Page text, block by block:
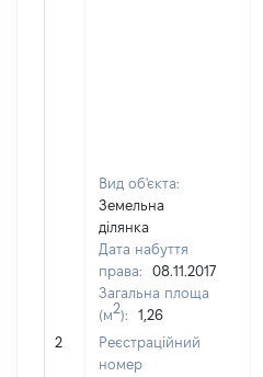
2
Вид об'єкта:
Земельна
ділянка
Дата набуття
права:
08.11.2017
Загальна площа
(м2):
1,26
Реєстраційний
номер